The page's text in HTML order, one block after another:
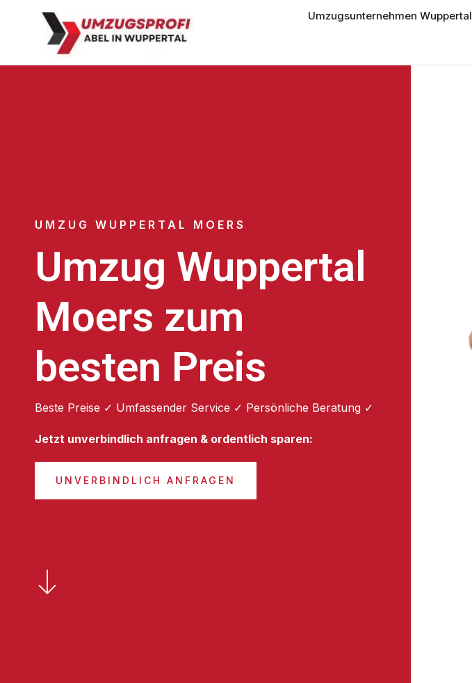
Umzugsunternehmen Wuppertal
UMZUG WUPPERTAL MOERS
Umzug Wuppertal
Moers zum
besten Preis
Beste Preise ✓ Umfassender Service ✓ Persönliche Beratung ✓
Jetzt unverbindlich anfragen & ordentlich sparen:
UNVERBINDLICH ANFRAGEN